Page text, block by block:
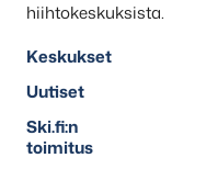
hiihtokeskuksista.
Keskukset
Uutiset
Ski.fi:n
toimitus